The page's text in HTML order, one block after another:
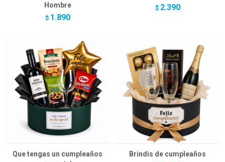
Hombre
$ 1.890
$ 2.390
Que tengas un cumpleaños
Brindis de cumpleaños